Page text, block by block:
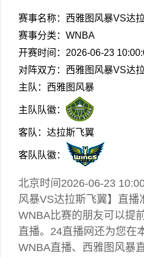
赛事名称：西雅图风暴VS达
赛事分类： WNBA
开赛时间：2026-06-23
对阵双方：西雅图风暴VS达
主队：西雅图风暴
主队队徽：
客队：达拉斯飞翼
客队队徽：
北京时间2026-06-23
风暴VS达拉斯飞翼】直播
WNBA比赛的朋友可以提
直播。24直播网还为您在
WNBA直播、西雅图风暴